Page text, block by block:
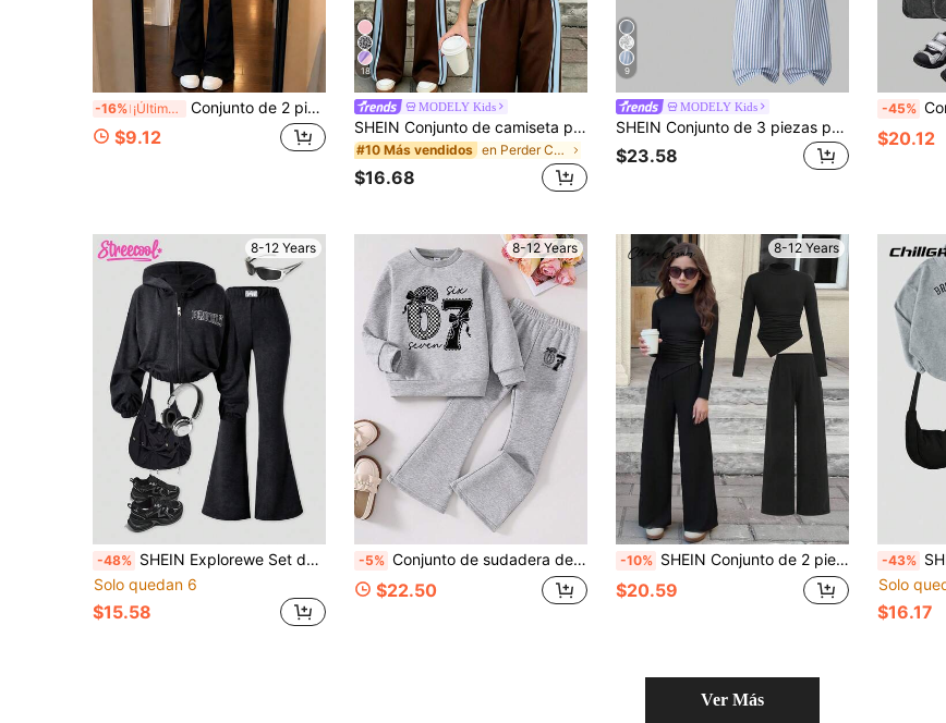
-16% ¡Últimos 3 días Conjunto de 2 piezas estilo vintage americano para niñas, top blanco de manga larga + pantalones acampanados negros, con eslogan "VERY DEMURE VERY MINDFUL VERY CUTESY" en letras negras en el pecho, con "DEMURE" en diseño de arco universitario vintage decorado con contorno rosa y lazo negro, holgado casual versátil, adecuado para capas de otoño/invierno, salidas diarias y uso en el campus
$9.12
18
MODELY Kids
SHEIN Conjunto de camiseta para niñas preadolescentes, estilo deportivo con bloques de color rosa y verde oscuro, camiseta de manga corta y pantalones cortos, diseño de ajuste holgado y ceñido para el verano, tela ligera, adecuado para salidas diarias, deportes casuales o estilo.
#10 Más vendidos en Perder Camiseta de chicas preadolescentes
$16.68
9
MODELY Kids
SHEIN Conjunto de 3 piezas para niñas preadolescentes, chaqueta corta con capucha de manga larga y frente abierto, top de camisola blanco, pantalones holgados de pierna ancha con cintura elástica, conjunto de 3 piezas para uso casual diario de niñas
$23.58
-45% Conjunto de
$20.12
8-12 Years
-48% SHEIN Explorewe Set de 2 piezas de sudadera con capucha y jeans desgastados estilo vintage americano para niñas, conjunto casual de moda para uso diario, primavera/otoño
Solo quedan 6
$15.58
8-12 Years
-5% Conjunto de sudadera de manga larga con estampado digital y pantalones acampanados para niña preadolescente
$22.50
8-12 Years
-10% SHEIN Conjunto de 2 piezas para niña preadolescente con top ajustado de cuello alto asimétrico con pliegues y pantalones anchos de pierna relajada, de estilo básico minimalista y cómodo, de felpa con alto nivel de estiramiento, adecuado para ir al colegio, color negro, apto para salidas diarias
$20.59
-43% SHEIN ChillGRL Set de 2
Solo
$16.17
Ver Más